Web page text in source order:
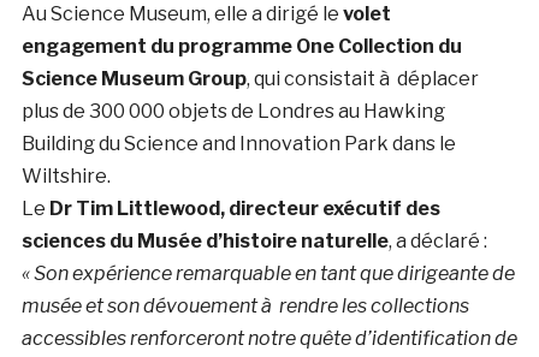
Au Science Museum, elle a dirigé le volet
engagement du programme One Collection du
Science Museum Group, qui consistait à déplacer
plus de 300 000 objets de Londres au Hawking
Building du Science and Innovation Park dans le
Wiltshire.
Le Dr Tim Littlewood, directeur exécutif des
sciences du Musée d’histoire naturelle, a déclaré :
« Son expérience remarquable en tant que dirigeante de
musée et son dévouement à rendre les collections
accessibles renforceront notre quête d’identification de